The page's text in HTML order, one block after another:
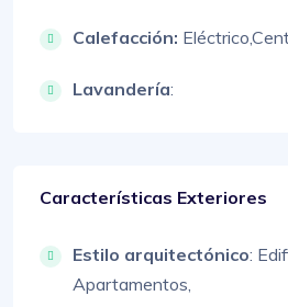
Calefacción: Eléctrico,
Lavandería:
Características Exteriores
Estilo arquitectónico:
Apartamentos,